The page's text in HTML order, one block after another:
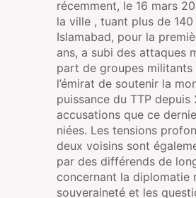
récemment, le 16 mars
la ville , tuant plus de 140
Islamabad, pour la
ans, a subi des attaques
part de groupes militants
l’émirat de soutenir la
puissance du TTP depuis
accusations que ce
niées. Les tensions
deux voisins sont
par des différends de
concernant la diplomatie
souveraineté et les